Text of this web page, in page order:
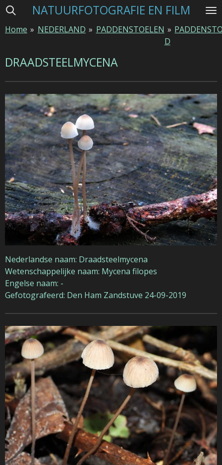
Ga
naar
hoofdinhoud
NATUURFOTOGRAFIE EN FILM
Home » NEDERLAND » PADDENSTOELEN »
D
DRAADSTEELMYCENA
Nederlandse naam: Draadsteelmycena
Wetenschappelijke naam: Mycena filopes
Engelse naam: -
Gefotografeerd: Den Ham Zandstuve 24-09-2019